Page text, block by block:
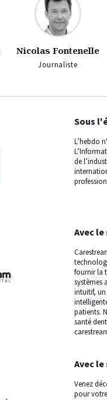
Nicolas Fontenelle
Journaliste
Sous
L’hebdo
de
Avec
fournir la
systèmes
intuitif, un
patients.
santé
Avec
Venez
pour